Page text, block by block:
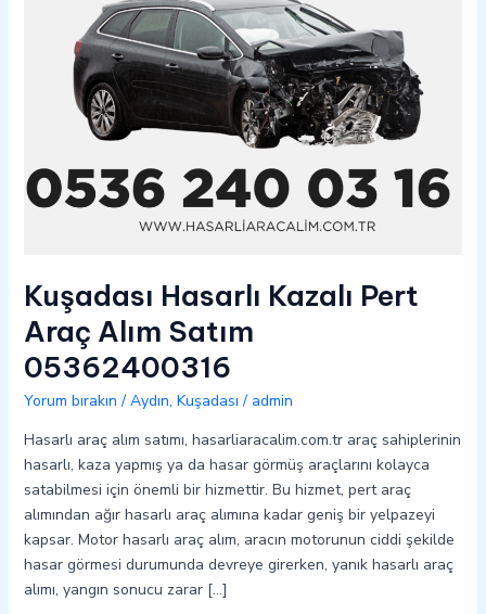
Kuşadası Hasarlı Kazalı Pert
Araç Alım Satım
05362400316
Yorum bırakın / Aydın, Kuşadası / admin
Hasarlı araç alım satımı, hasarliaracalim.com.tr araç sahiplerinin
hasarlı, kaza yapmış ya da hasar görmüş araçlarını kolayca
satabilmesi için önemli bir hizmettir. Bu hizmet, pert araç
alımından ağır hasarlı araç alımına kadar geniş bir yelpazeyi
kapsar. Motor hasarlı araç alım, aracın motorunun ciddi şekilde
hasar görmesi durumunda devreye girerken, yanık hasarlı araç
alımı, yangın sonucu zarar […]